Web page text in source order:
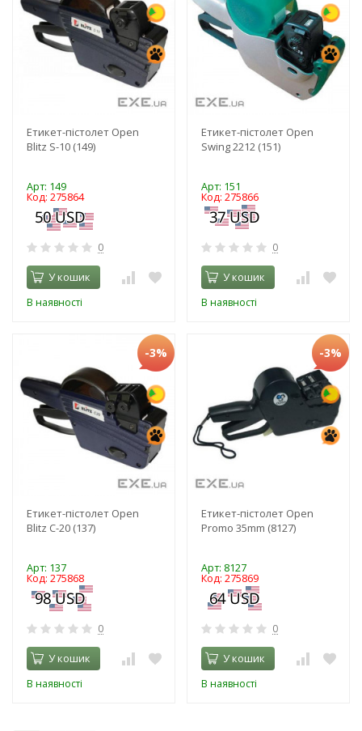
Етикет-пістолет Open
Blitz S-10 (149)
Арт: 149
Код: 275864
0
У кошик
В наявності
Етикет-пістолет Open
Swing 2212 (151)
Арт: 151
Код: 275866
0
У кошик
В наявності
-3%
Етикет-пістолет Open
Blitz C-20 (137)
Арт: 137
Код: 275868
0
У кошик
В наявності
-3%
Етикет-пістолет Open
Promo 35mm (8127)
Арт: 8127
Код: 275869
0
У кошик
В наявності